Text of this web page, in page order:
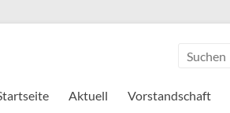
Aktuell Vorstandschaft